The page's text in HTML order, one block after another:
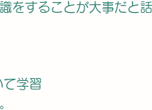
をすることが大事だと話
学習